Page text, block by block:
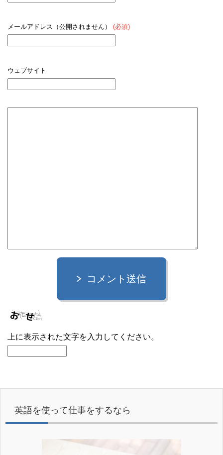
メールアドレス（公開されません） (必須)
ウェブサイト
コメント送信
上に表示された文字を入力してください。
英語を使って仕事をするなら